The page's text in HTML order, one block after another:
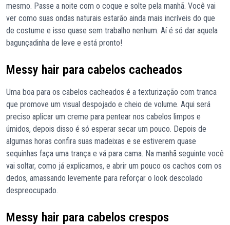
mesmo. Passe a noite com o coque e solte pela manhã. Você vai
ver como suas ondas naturais estarão ainda mais incríveis do que
de costume e isso quase sem trabalho nenhum. Aí é só dar aquela
bagunçadinha de leve e está pronto!
Messy hair para cabelos cacheados
Uma boa para os cabelos cacheados é a texturização com tranca
que promove um visual despojado e cheio de volume. Aqui será
preciso aplicar um creme para pentear nos cabelos limpos e
úmidos, depois disso é só esperar secar um pouco. Depois de
algumas horas confira suas madeixas e se estiverem quase
sequinhas faça uma trança e vá para cama. Na manhã seguinte você
vai soltar, como já explicamos, e abrir um pouco os cachos com os
dedos, amassando levemente para reforçar o look descolado
despreocupado.
Messy hair para cabelos crespos